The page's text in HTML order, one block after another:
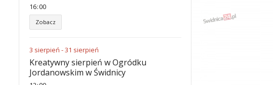
16:00
Zobacz
3 sierpień -31 sierpień
Kreatywny sierpień w Ogródku
Jordanowskim w Świdnicy